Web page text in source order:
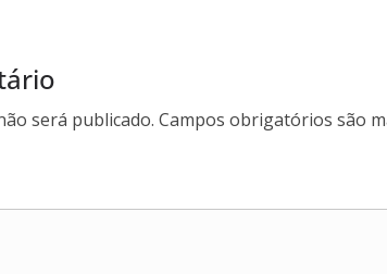
será publicado. Campos obrigatórios são